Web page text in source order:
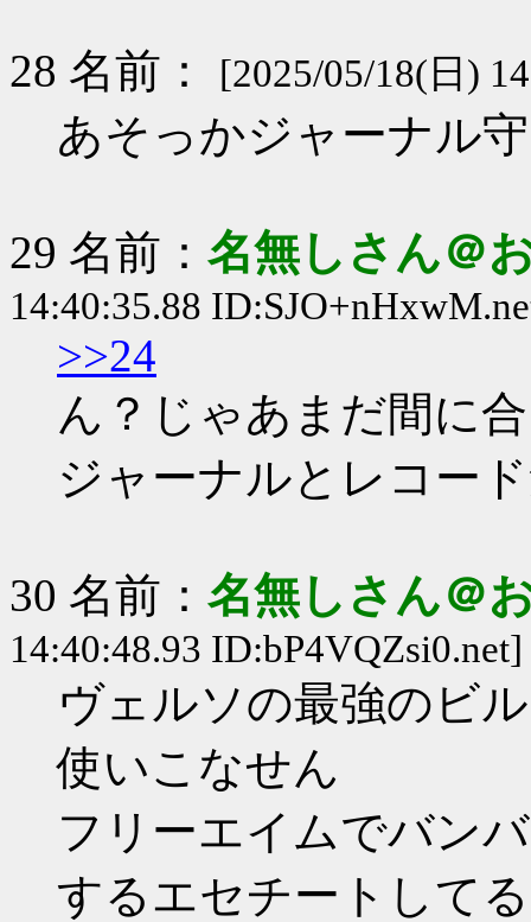
28 名前： [2025/05/18(日)
あそっかジャーナル
29 名前： 名無しさん＠
14:40:35.88
>>24
ん？じゃあまだ間に
ジャーナルとレコー
30 名前： 名無しさん＠
14:40:48.93 ID:bP4VQZsi0.net]
ヴェルソの最強のビ
使いこなせん
フリーエイムでバン
するエセチートして